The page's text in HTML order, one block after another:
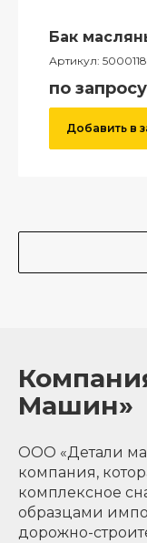
Бак
Артикул:
по запросу
Добавить в
Машин»
ООО «Детали
компания,
комплексное
образцами
дорожно-